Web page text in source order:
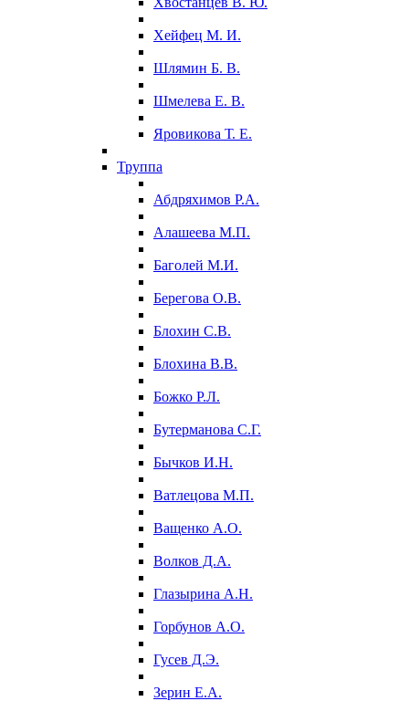
Хейфец М. И.
Шлямин Б. В.
Шмелева Е. В.
Яровикова Т. Е.
Труппа
Абдряхимов Р.А.
Алашеева М.П.
Баголей М.И.
Берегова О.В.
Блохин С.В.
Блохина В.В.
Божко Р.Л.
Бутерманова С.Г.
Бычков И.Н.
Ватлецова М.П.
Ващенко А.О.
Волков Д.А.
Глазырина А.Н.
Горбунов А.О.
Гусев Д.Э.
Зерин Е.А.